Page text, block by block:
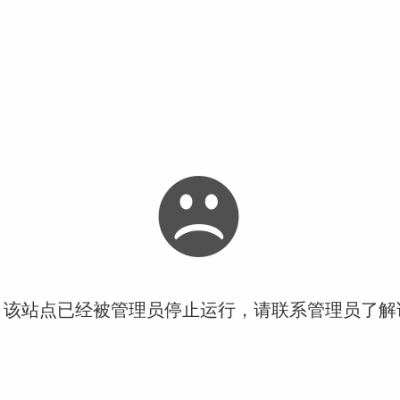
站点已经被管理员停止运行，请联系管理员了